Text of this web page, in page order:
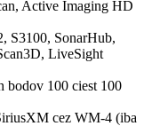
Active Imaging HD
S3100, SonarHub,
LiveSight
100 ciest 100
cez WM-4 (iba